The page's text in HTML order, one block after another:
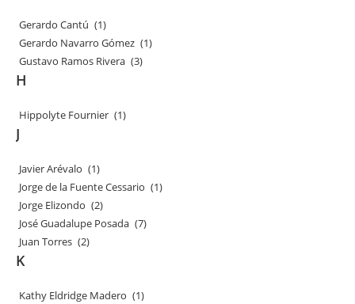
Gerardo Cantú (1)
Gerardo Navarro Gómez (1)
Gustavo Ramos Rivera (3)
H
Hippolyte Fournier (1)
J
Javier Arévalo (1)
Jorge de la Fuente Cessario (1)
Jorge Elizondo (2)
José Guadalupe Posada (7)
Juan Torres (2)
K
Kathy Eldridge Madero (1)